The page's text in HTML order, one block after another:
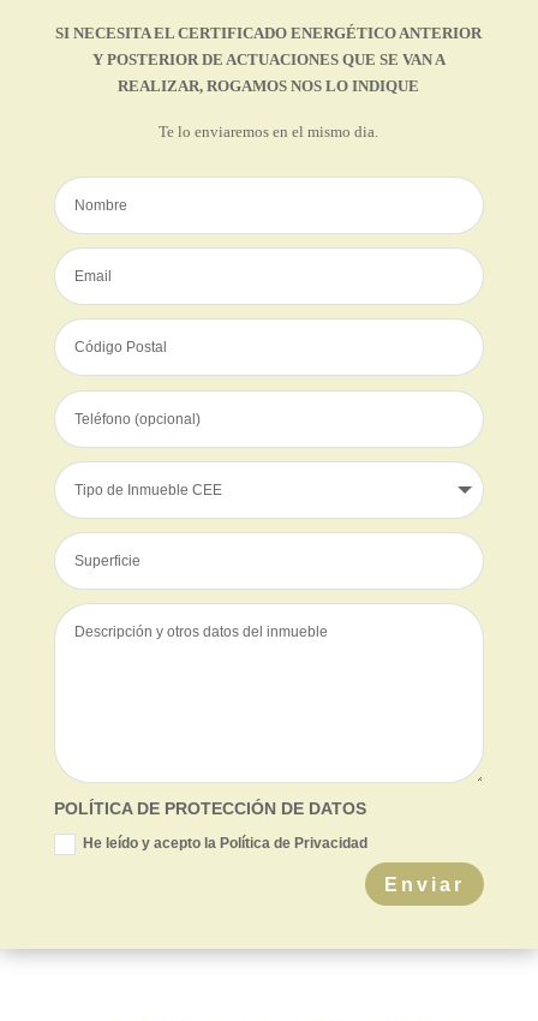
SI NECESITA EL CERTIFICADO ENERGÉTICO ANTERIOR
Y POSTERIOR DE ACTUACIONES QUE SE VAN A
REALIZAR, ROGAMOS NOS LO INDIQUE
Te lo enviaremos en el mismo dia.
POLÍTICA DE PROTECCIÓN DE DATOS
He leído y acepto la Política de Privacidad
Enviar